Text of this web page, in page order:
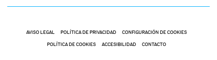
AVISO LEGAL POLÍTICA DE PRIVACIDAD CONFIGURACIÓN DE COOKIES
POLÍTICA DE COOKIES ACCESIBILIDAD CONTACTO